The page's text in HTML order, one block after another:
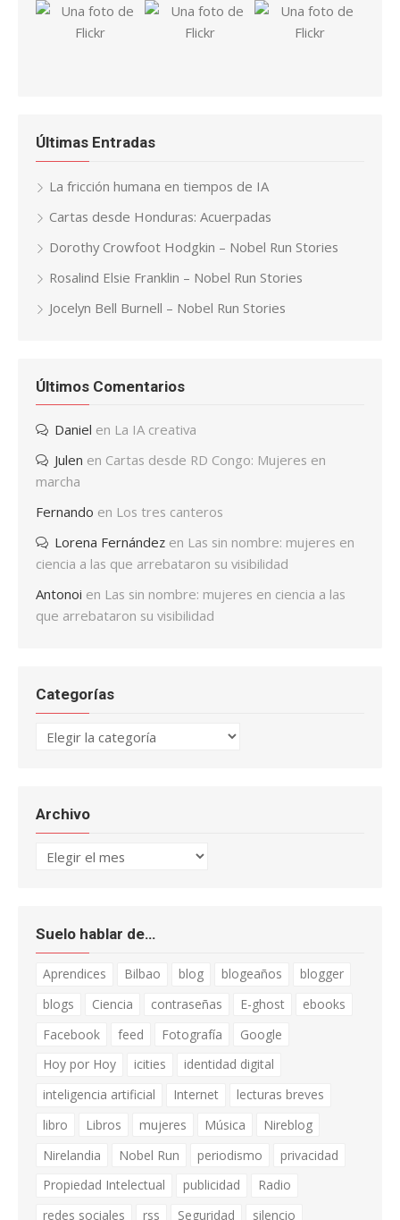
Últimas Entradas
La fricción humana en tiempos de IA
Cartas desde Honduras: Acuerpadas
Dorothy Crowfoot Hodgkin – Nobel Run Stories
Rosalind Elsie Franklin – Nobel Run Stories
Jocelyn Bell Burnell – Nobel Run Stories
Últimos Comentarios
Daniel en La IA creativa
Julen en Cartas desde RD Congo: Mujeres en
marcha
Fernando en Los tres canteros
Lorena Fernández en Las sin nombre: mujeres en
ciencia a las que arrebataron su visibilidad
Antonoi en Las sin nombre: mujeres en ciencia a las
que arrebataron su visibilidad
Categorías
Categorías
Archivo
Archivo
Suelo hablar de…
Aprendices Bilbao blog blogeaños
blogger
blogs
Ciencia contraseñas E-ghost
ebooks
Facebook
feed Fotografía
Google
Hoy por Hoy
icities
identidad digital
inteligencia artificial
Internet
lecturas breves
libro
Libros mujeres Música
Nireblog
Nirelandia
Nobel Run periodismo
privacidad
Propiedad Intelectual
publicidad
Radio
redes sociales
rss Seguridad silencio